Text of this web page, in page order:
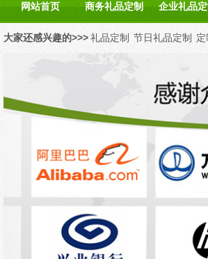
网站首页 商务礼品定制 企业礼品定
大家还感兴趣的>>>礼品定制 节日礼品定制